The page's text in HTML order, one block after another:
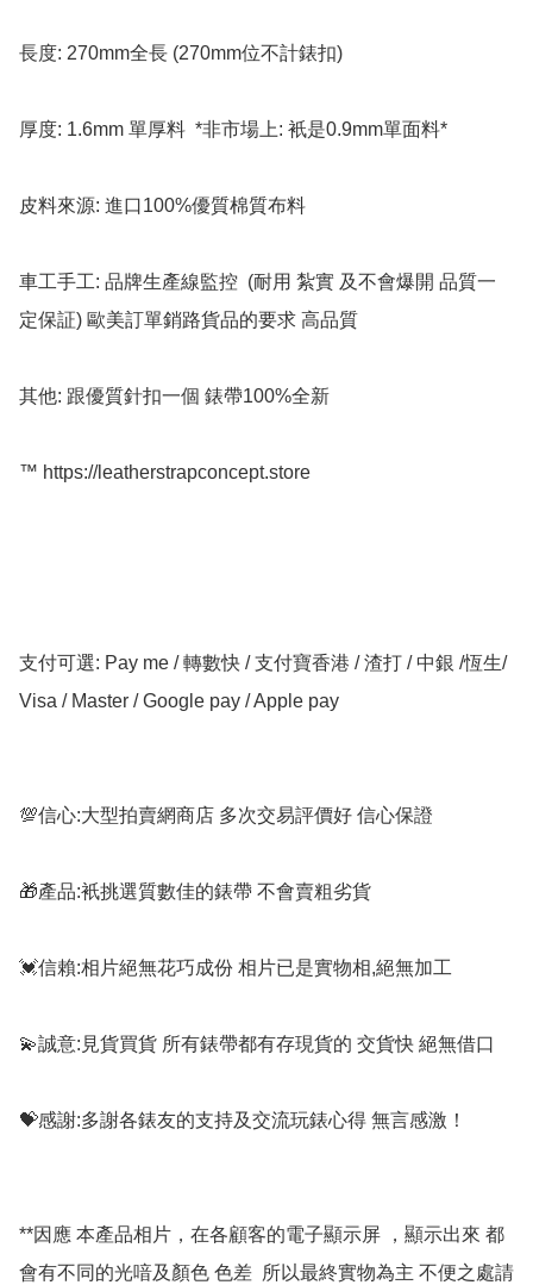
長度: 270mm全長 (270mm位不計錶扣)
厚度: 1.6mm 單厚料  *非市場上: 衹是0.9mm單面料*
皮料來源: 進口100%優質棉質布料
車工手工: 品牌生產線監控  (耐用 紮實 及不會爆開 品質一
定保証) 歐美訂單銷路貨品的要求 高品質
其他: 跟優質針扣一個 錶帶100%全新
™️ https://leatherstrapconcept.store
支付可選: Pay me / 轉數快 / 支付寶香港 / 渣打 / 中銀 /恆生/
Visa / Master / Google pay / Apple pay
💯信心:大型拍賣網商店 多次交易評價好 信心保證
🎁產品:衹挑選質數佳的錶帶 不會賣粗劣貨
💓信賴:相片絕無花巧成份 相片已是實物相,絕無加工
💫誠意:見貨買貨 所有錶帶都有存現貨的 交貨快 絕無借口
💝感謝:多謝各錶友的支持及交流玩錶心得 無言感激！
**因應 本產品相片，在各顧客的電子顯示屏 ，顯示出來 都
會有不同的光喑及顏色 色差  所以最終實物為主 不便之處請